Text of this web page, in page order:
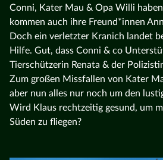
Conni, Kater Mau & Opa Willi
kommen auch ihre Freund*innen
Doch ein verletzter Kranich landet
Hilfe. Gut, dass Conni & co
Tierschützerin Renata & der
Zum großen Missfallen von Kater
aber nun alles nur noch um den
Wird Klaus rechtzeitig gesund, um
Süden zu fliegen?